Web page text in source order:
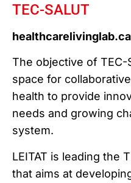
TEC-SALUT
The objective of TEC-
space for
health to provide
needs and growing
system.
LEITAT is leading the
that aims at